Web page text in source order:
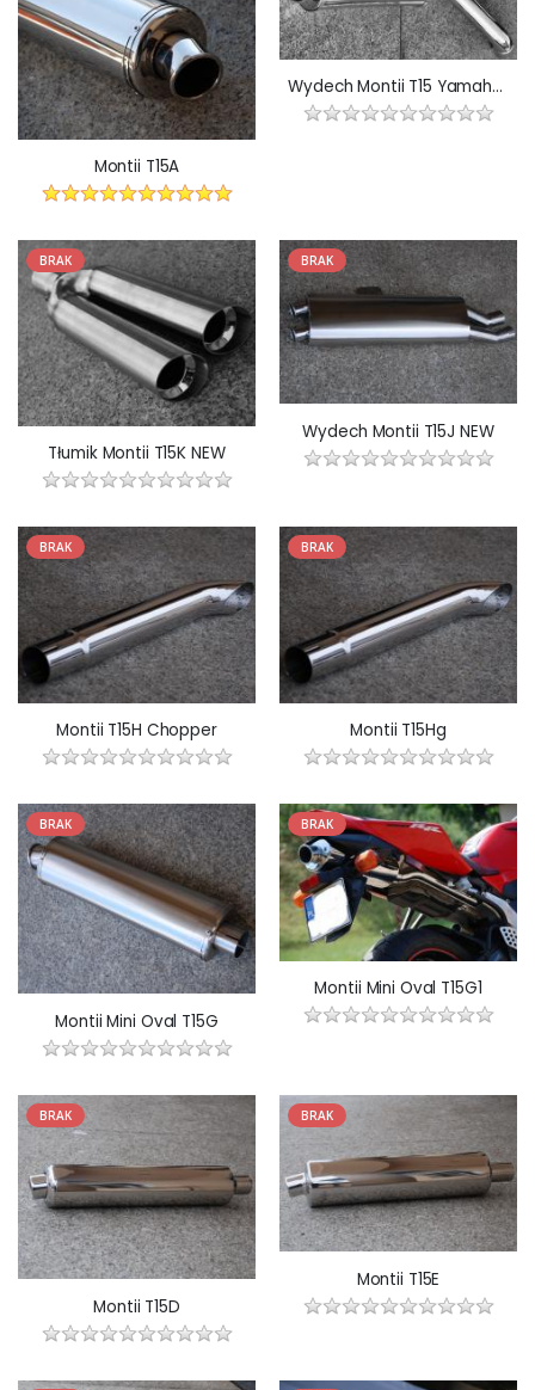
Montii T15A
Wydech Montii T15 Yamaha R1
BRAK
Tłumik Montii T15K NEW
BRAK
Wydech Montii T15J NEW
BRAK
Montii T15H Chopper
BRAK
Montii T15Hg
BRAK
Montii Mini Oval T15G
BRAK
Montii Mini Oval T15G1
BRAK
Montii T15D
BRAK
Montii T15E